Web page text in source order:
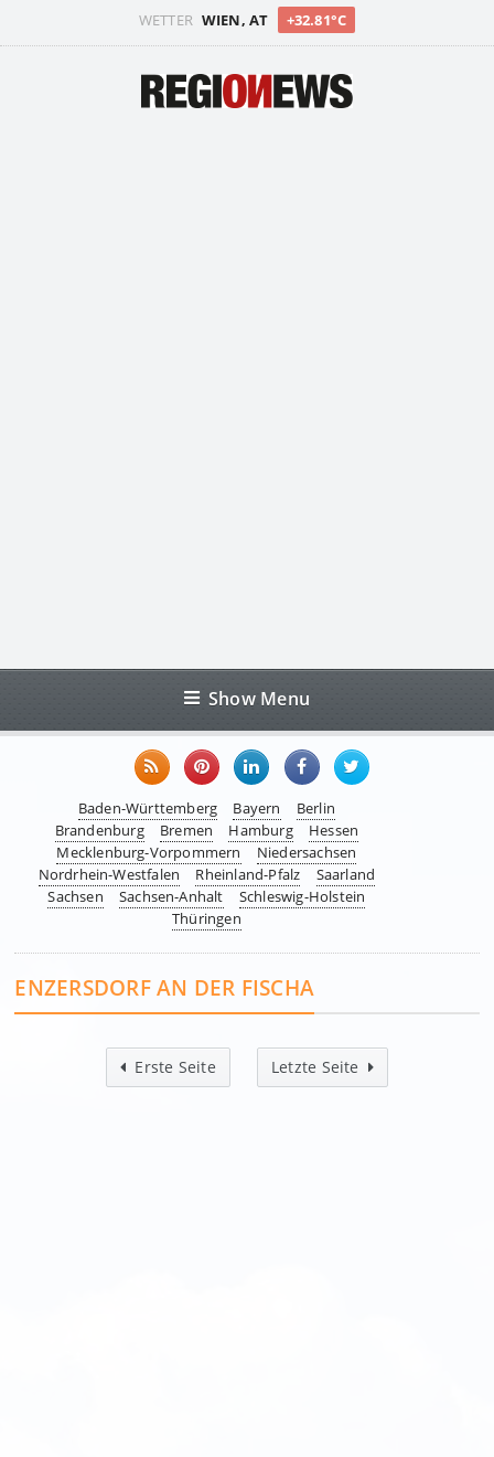
WETTER WIEN, AT +32.81°C
Show Menu
Baden-Württemberg Bayern
Berlin
Brandenburg
Bremen Hamburg
Hessen
Mecklenburg-Vorpommern
Niedersachsen
Nordrhein-Westfalen
Rheinland-Pfalz
Saarland
Sachsen
Sachsen-Anhalt
Schleswig-Holstein
Thüringen
ENZERSDORF AN DER FISCHA
Erste Seite Letzte Seite